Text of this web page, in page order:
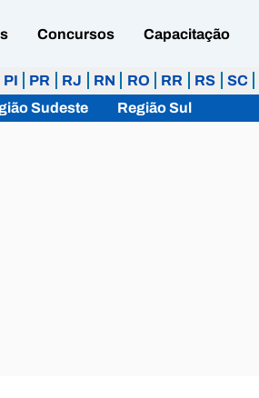
Concursos Capacitação
PI PR RJ RN RO RR RS SC
Sudeste Região Sul